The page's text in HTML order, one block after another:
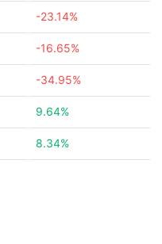
-23.14%
-16.65%
-34.95%
9.64%
8.34%